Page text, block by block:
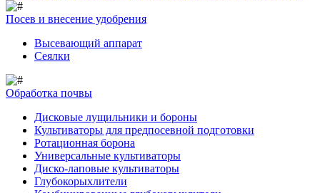
Посев и внесение удобрения
Высевающий аппарат
Сеялки
Обработка почвы
Дисковые лущильники и бороны
Культиваторы для предпосевной подготовки
Ротационная борона
Универсальные культиваторы
Диско-лаповые культиваторы
Глубокорыхлители